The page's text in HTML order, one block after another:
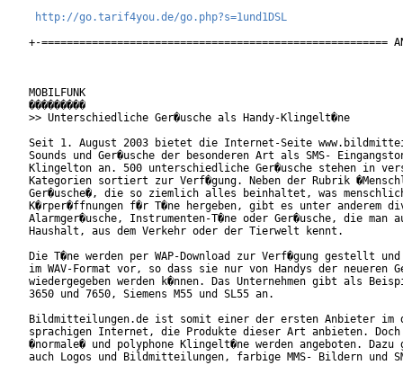
http://go.tarif4you.de/go.php?s=1und1DSL
+-=======================================================
MOBILFUNK
���������
>> Unterschiedliche Ger�usche als Handy-Klingelt�ne
Seit 1. August 2003 bietet die Internet-Seite
Sounds und Ger�usche der besonderen Art als SMS-
Klingelton an. 500 unterschiedliche Ger�usche stehen in
Kategorien sortiert zur Verf�gung. Neben der Rubrik
Ger�usche�, die so ziemlich alles beinhaltet, was
K�rper�ffnungen f�r T�ne hergeben, gibt es unter anderem
Alarmger�usche, Instrumenten-T�ne oder Ger�usche, die man
Haushalt, aus dem Verkehr oder der Tierwelt kennt.
Die T�ne werden per WAP-Download zur Verf�gung gestellt
im WAV-Format vor, so dass sie nur von Handys der neueren
wiedergegeben werden k�nnen. Das Unternehmen gibt als
3650 und 7650, Siemens M55 und SL55 an.
Bildmitteilungen.de ist somit einer der ersten Anbieter im
sprachigen Internet, die Produkte dieser Art anbieten. Doch
�normale� und polyphone Klingelt�ne werden angeboten.
auch Logos und Bildmitteilungen, farbige MMS- Bildern und